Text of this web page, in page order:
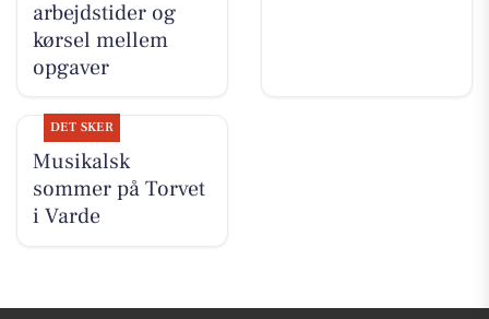
arbejdstider og
kørsel mellem
opgaver
DET SKER
Musikalsk
sommer på Torvet
i Varde